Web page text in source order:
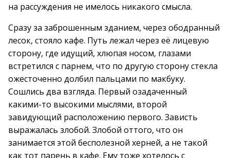
на рассуждения не имелось никакого смысла.
Сразу за заброшенным зданием, через ободранный
лесок, стояло кафе. Путь лежал через её лицевую
сторону, где идущий, хлюпая носом, глазами
встретился с парнем, что по другую сторону стекла
ожесточенно долбил пальцами по макбуку.
Сошлись два взгляда. Первый озадаченный
какими-то высокими мыслями, второй
завидующий расположению первого. Зависть
выражалась злобой. Злобой оттого, что он
занимается этой бесполезной херней, а не такой
как тот парень в кафе. Ему тоже хотелось с